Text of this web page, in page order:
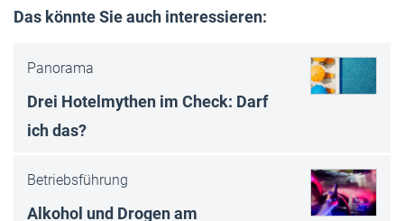
Das könnte Sie auch interessieren:
Panorama
Drei Hotelmythen im Check: Darf
ich das?
Betriebsführung
Alkohol und Drogen am